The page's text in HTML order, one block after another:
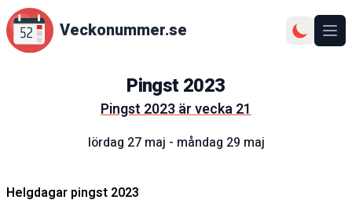
Veckonummer.se
Pingst 2023
Pingst2023är vecka21
lördag 27 maj - måndag 29 maj
Helgdagar pingst 2023